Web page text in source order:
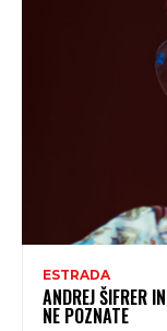
ESTRADA
ANDREJ ŠIFRER
NE POZNATE